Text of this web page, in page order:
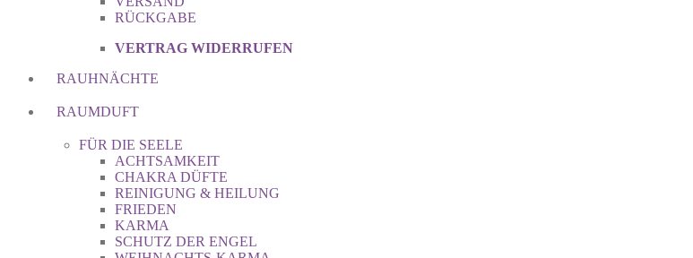
RÜCKGABE
VERTRAG WIDERRUFEN
RAUHNÄCHTE
RAUMDUFT
FÜR DIE SEELE
ACHTSAMKEIT
CHAKRA DÜFTE
REINIGUNG & HEILUNG
FRIEDEN
KARMA
SCHUTZ DER ENGEL